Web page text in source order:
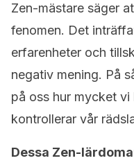
Zen-mästare säger
fenomen. Det
erfarenheter och
negativ mening. På
på oss hur mycket
kontrollerar vår
Dessa Zen-